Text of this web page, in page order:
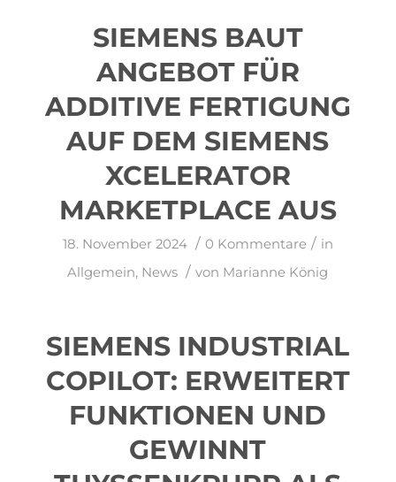
SIEMENS BAUT
ANGEBOT FÜR
ADDITIVE FERTIGUNG
AUF DEM SIEMENS
XCELERATOR
MARKETPLACE AUS
18. November 2024 / 0 Kommentare / in
Allgemein, News / von Marianne König
SIEMENS INDUSTRIAL
COPILOT: ERWEITERT
FUNKTIONEN UND
GEWINNT